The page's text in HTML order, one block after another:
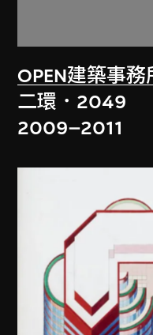
OPEN建築事務
二環．2049
2009–2011